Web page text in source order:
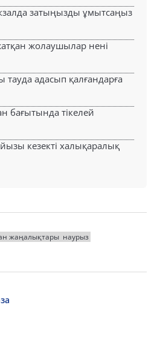
затыңызды ұмытсаңыз
жолаушылар нені
адасып қалғандарға
бағытында тікелей
кезекті халықаралық
жаңалықтары наурыз